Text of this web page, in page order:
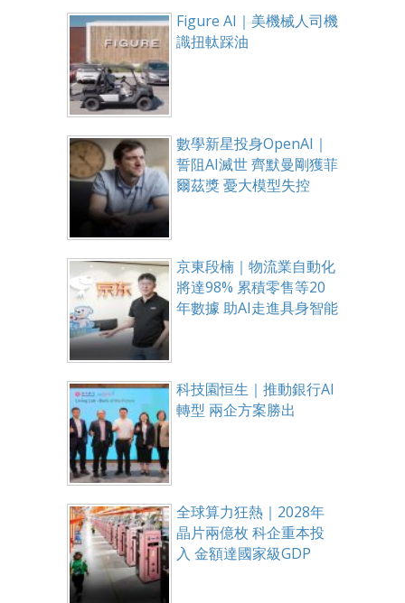
Figure AI｜美機械人司機
識扭軚踩油
數學新星投身OpenAI｜
誓阻AI滅世 齊默曼剛獲菲
爾茲獎 憂大模型失控
京東段楠｜物流業自動化
將達98% 累積零售等20
年數據 助AI走進具身智能
科技園恒生｜推動銀行AI
轉型 兩企方案勝出
全球算力狂熱｜2028年
晶片兩億枚 科企重本投
入 金額達國家級GDP